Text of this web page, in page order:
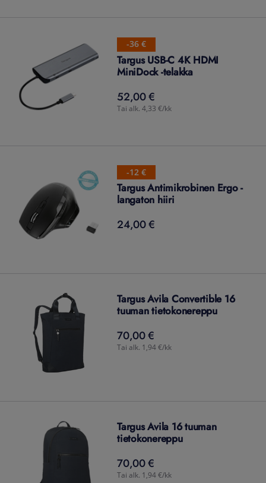
-36 €
Targus USB-C 4K HDMI
MiniDock -telakka
52,00 €
52,00€
Tai alk. 4,33 €/kk
-12 €
Targus Antimikrobinen Ergo -
langaton hiiri
24,00 €
24,00€
Targus Avila Convertible 16
tuuman tietokonereppu
70,00 €
70,00€
Tai alk. 1,94 €/kk
Targus Avila 16 tuuman
tietokonereppu
70,00 €
70,00€
Tai alk. 1,94 €/kk